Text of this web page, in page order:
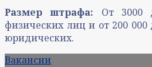
Размер штрафа: От 3000
физических лиц и от 200 000
юридических.
Вакансии